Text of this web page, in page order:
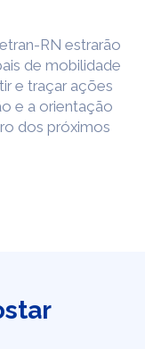
RN estrarão
de mobilidade
e traçar ações
e a orientação
dos próximos